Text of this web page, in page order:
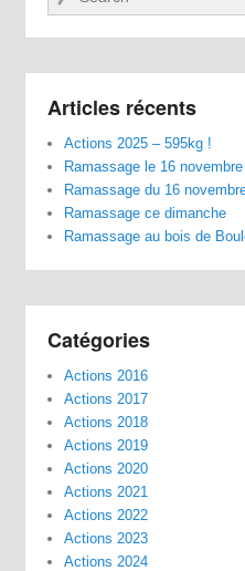
Articles récents
Actions 2025 – 595kg !
Ramassage le 16
Ramassage du 16
Ramassage ce dimanche
Ramassage au bois de
Catégories
Actions 2016
Actions 2017
Actions 2018
Actions 2019
Actions 2020
Actions 2021
Actions 2022
Actions 2023
Actions 2024